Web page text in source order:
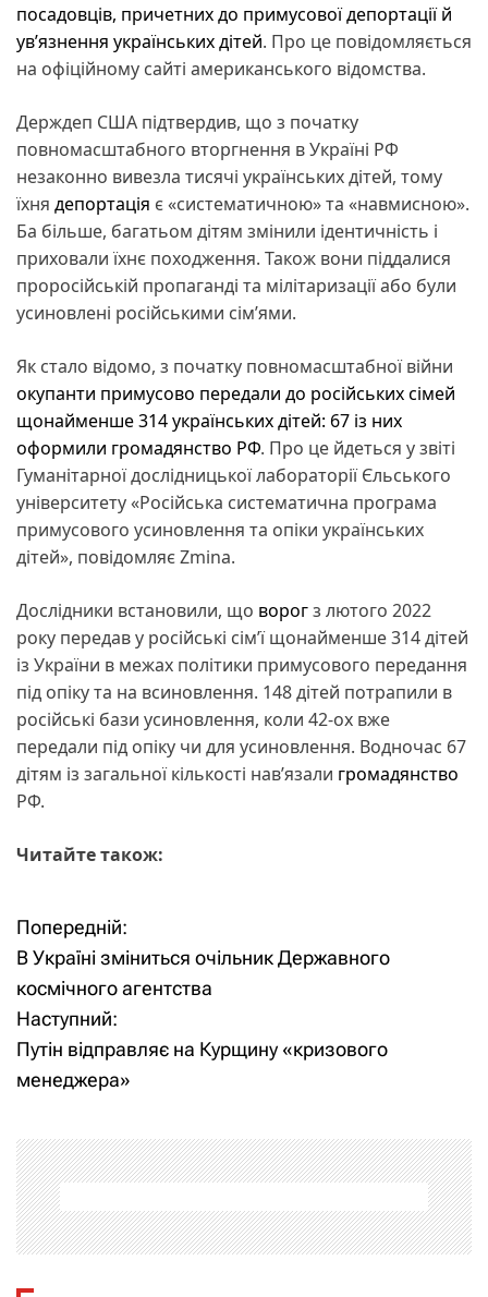
посадовців, причетних до примусової депортації й
ув’язнення українських дітей. Про це повідомляється
на офіційному сайті американського відомства.
Держдеп США підтвердив, що з початку
повномасштабного вторгнення в Україні РФ
незаконно вивезла тисячі українських дітей, тому
їхня депортація є «систематичною» та «навмисною».
Ба більше, багатьом дітям змінили ідентичність і
приховали їхнє походження. Також вони піддалися
проросійській пропаганді та мілітаризації або були
усиновлені російськими сім’ями.
Як стало відомо, з початку повномасштабної війни
окупанти примусово передали до російських сімей
щонайменше 314 українських дітей: 67 із них
оформили громадянство РФ. Про це йдеться у звіті
Гуманітарної дослідницької лабораторії Єльського
університету «Російська систематична програма
примусового усиновлення та опіки українських
дітей», повідомляє Zmina.
Дослідники встановили, що ворогз лютого 2022
року передав у російські сімʼї щонайменше 314 дітей
із України в межах політики примусового передання
під опіку та на всиновлення. 148 дітей потрапили в
російські бази усиновлення, коли 42-ох вже
передали під опіку чи для усиновлення. Водночас 67
дітям із загальної кількості навʼязали громадянство
РФ.
Читайте також:
Н
а
в
і
а
ц
і
Попередній:
В Україні зміниться очільник Державного
космічного агентства
Наступний:
Путін відправляє на Курщину «кризового
менеджера»